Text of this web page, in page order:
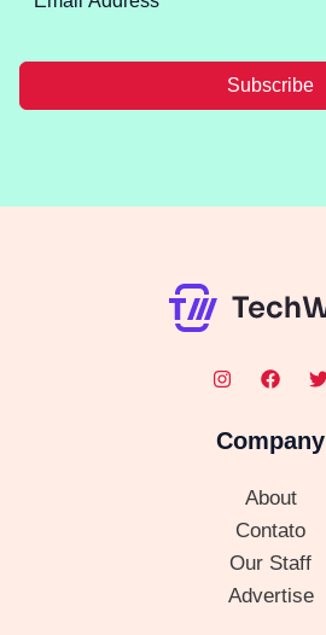
Subscribe
Company
About
Contato
Our Staff
Advertise